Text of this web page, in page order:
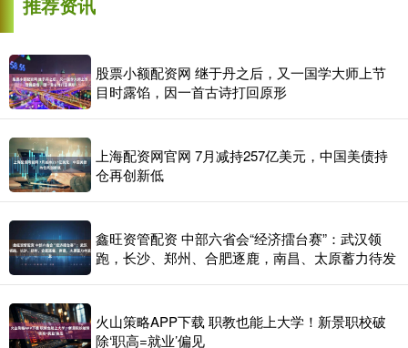
股票小额配资网 继于丹之后，又一国学大师上节
目时露馅，因一首古诗打回原形
上海配资网官网 7月减持257亿美元，中国美债持
仓再创新低
鑫旺资管配资 中部六省会“经济擂台赛”：武汉领
跑，长沙、郑州、合肥逐鹿，南昌、太原蓄力待发
火山策略APP下载 职教也能上大学！新景职校破
除‘职高=就业’偏见